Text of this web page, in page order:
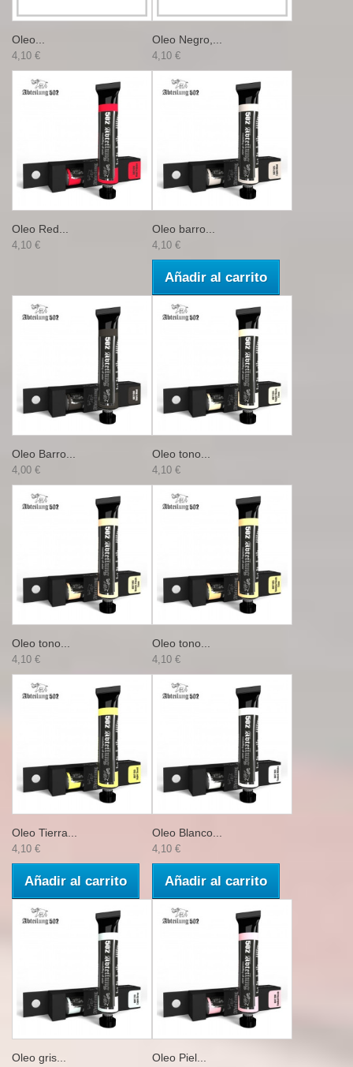
Oleo...
4,10 €
Oleo Negro,...
4,10 €
Oleo Red...
4,10 €
Oleo barro...
4,10 €
Añadir al carrito
Oleo Barro...
4,00 €
Oleo tono...
4,10 €
Oleo tono...
4,10 €
Oleo tono...
4,10 €
Oleo Tierra...
4,10 €
Añadir al carrito
Oleo Blanco...
4,10 €
Añadir al carrito
Oleo gris... Oleo Piel...